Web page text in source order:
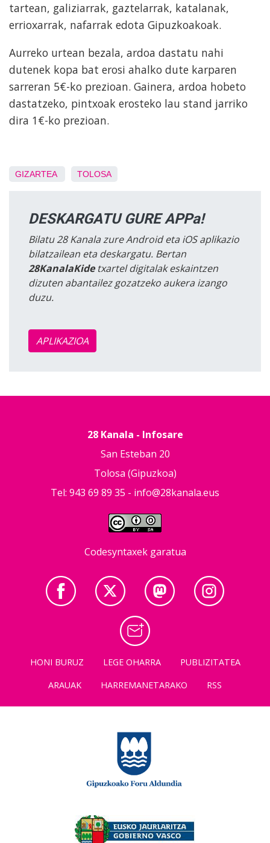
tartean, galiziarrak, gaztelarrak, katalanak,
errioxarrak, nafarrak edota Gipuzkoakoak.
Aurreko urtean bezala, ardoa dastatu nahi
dutenek kopa bat erosi ahalko dute karparen
sarreran 5€-ko prezioan. Gainera, ardoa hobeto
dastatzeko, pintxoak erosteko lau stand jarriko
dira 1€-ko prezioan.
GIZARTEA TOLOSA
DESKARGATU GURE APPa!
Bilatu 28 Kanala zure Android eta iOS aplikazio
bilatzailean eta deskargatu. Bertan
28KanalaKidetxartel digitalak eskaintzen
dizuten abantailez gozatzeko aukera izango
duzu.
APLIKAZIOA
28 Kanala - Infosare
San Esteban 20
Tolosa (Gipuzkoa)
Tel: 943 69 89 35 - info@28kanala.eus
Codesyntaxek garatua
HONI BURUZ LEGE OHARRA
PUBLIZITATEA
ARAUAK
HARREMANETARAKO RSS